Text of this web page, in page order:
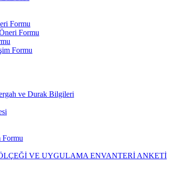
Formu
Formu
Formu
ve Durak Bilgileri
Formu
VE UYGULAMA ENVANTERİ ANKETİ